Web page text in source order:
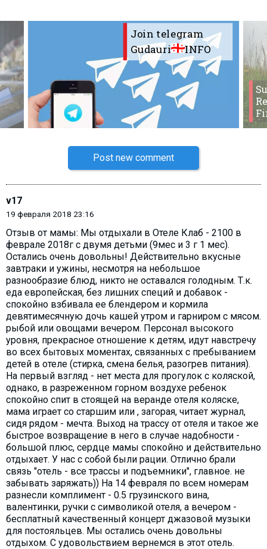
Join telegram
Gudauri
INFO
Post new comment
v17
19 февраля 2018 23:16
Отзыв от мамы: Мы отдыхали в Отеле Клаб - 2100 в
феврале 2018г с двумя детьми (9мес и 3 г 1 мес).
Остались очень довольны! Действительно вкусные
завтраки и ужины, несмотря на небольшое
разнообразие блюд, никто не оставался голодным. Т.к.
еда европейская, без лишних специй и добавок -
спокойно взбивала ее блендером и кормила
девятимесячную дочь кашей утром и гарниром с мясом.
рыбой или овощами вечером. Персонал высокого
уровня, прекрасное отношение к детям, идут навстречу
во всех бытовых моментах, связанных с пребыванием
детей в отеле (стирка, смена белья, разогрев питания).
На первый взгляд - нет места для прогулок с коляской,
однако, в разреженном горном воздухе ребенок
спокойно спит в стоящей на веранде отеля коляске,
мама играет со старшим или , загорая, читает журнал,
сидя рядом - мечта. Выход на трассу от отеля и такое же
быстрое возвращение в него в случае надобности -
большой плюс, сердце мамы спокойно и действительно
отдыхает. У нас с собой были рации. Отлично брали
связь "отель - все трассы и подъемники", главное. не
забывать заряжать)) На 14 февраля по всем номерам
разнесли комплимент - 0.5 грузинского вина,
валентинки, ручки с символикой отеля, а вечером -
бесплатный качественный концерт джазовой музыки
для постояльцев. Мы остались очень довольны
отдыхом. С удовольствием вернемся в этот отель.